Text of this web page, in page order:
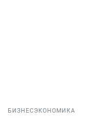
БИЗНЕС ЭКОНОМИКА